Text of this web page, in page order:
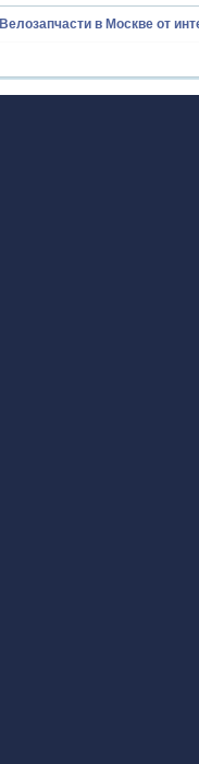
Велозапчасти в Москве от